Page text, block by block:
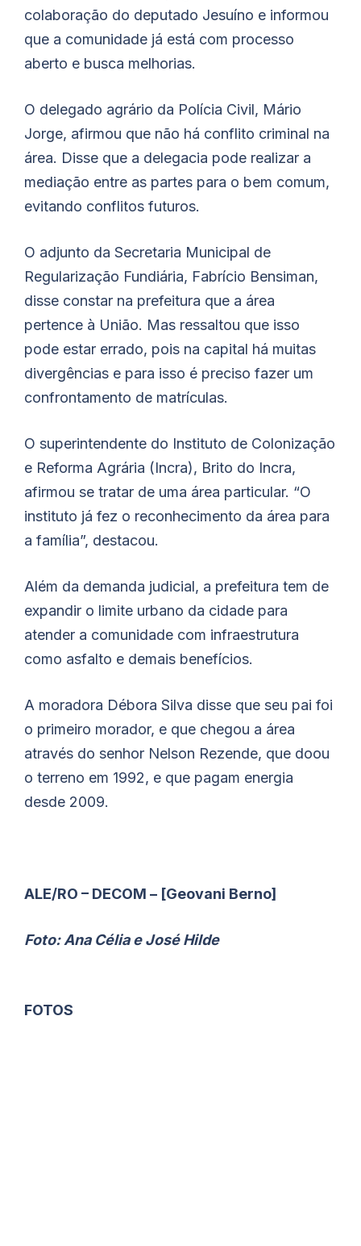
colaboração do deputado Jesuíno e informou
que a comunidade já está com processo
aberto e busca melhorias.
O delegado agrário da Polícia Civil, Mário
Jorge, afirmou que não há conflito criminal na
área. Disse que a delegacia pode realizar a
mediação entre as partes para o bem comum,
evitando conflitos futuros.
O adjunto da Secretaria Municipal de
Regularização Fundiária, Fabrício Bensiman,
disse constar na prefeitura que a área
pertence à União. Mas ressaltou que isso
pode estar errado, pois na capital há muitas
divergências e para isso é preciso fazer um
confrontamento de matrículas.
O superintendente do Instituto de Colonização
e Reforma Agrária (Incra), Brito do Incra,
afirmou se tratar de uma área particular. “O
instituto já fez o reconhecimento da área para
a família”, destacou.
Além da demanda judicial, a prefeitura tem de
expandir o limite urbano da cidade para
atender a comunidade com infraestrutura
como asfalto e demais benefícios.
A moradora Débora Silva disse que seu pai foi
o primeiro morador, e que chegou a área
através do senhor Nelson Rezende, que doou
o terreno em 1992, e que pagam energia
desde 2009.
ALE/RO – DECOM – [Geovani Berno]
Foto: Ana Célia e José Hilde
FOTOS